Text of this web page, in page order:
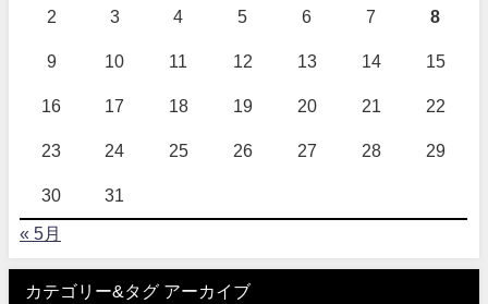
2 3 4 5 6 7 8
9 10 11 12 13 14 15
16 17 18 19 20 21 22
23 24 25 26 27 28 29
30 31
« 5月
カテゴリー&タグ アーカイブ